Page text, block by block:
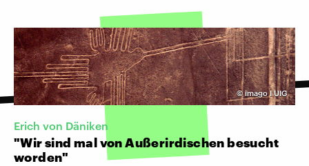
©imago I UIG
Erich von Däniken
"Wir sind mal von Außerirdischen besucht
worden"